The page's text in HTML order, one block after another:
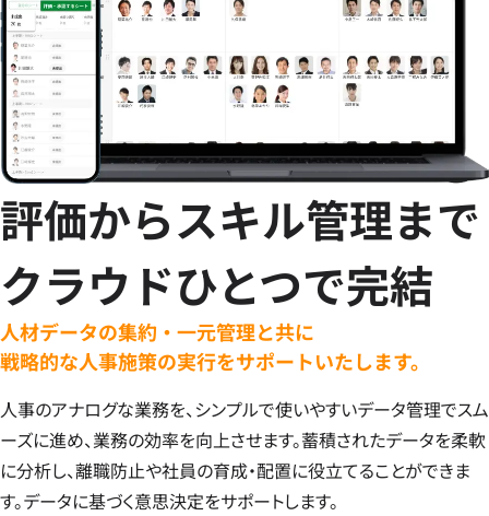
評価からスキル管理まで
クラウドひとつで完結
人材データの集約・一元管理と共に
戦略的な人事施策の実行をサポートいたします。
人事のアナログな業務を、シンプルで使いやすいデータ管理でスム
ーズに進め、業務の効率を向上させます。蓄積されたデータを柔軟
に分析し、離職防止や社員の育成・配置に役立てることができま
す。データに基づく意思決定をサポートします。